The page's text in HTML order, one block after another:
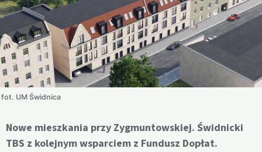
fot. UM Świdnica
Nowe mieszkania przy Zygmuntowskiej. Świdnicki
TBS z kolejnym wsparciem z Fundusz Dopłat.